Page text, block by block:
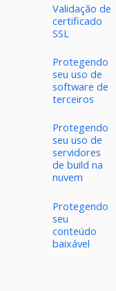
Validação de
certificado
SSL
Protegendo
seu uso de
software de
terceiros
Protegendo
seu uso de
servidores
de build na
nuvem
Protegendo
seu
conteúdo
baixável